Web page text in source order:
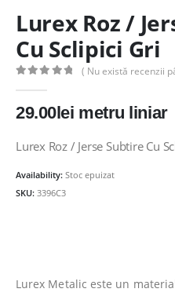
Lurex Roz /
Cu Sclipici Gri
( Nu există recenzii
29.00lei metru liniar
Lurex Roz / Jerse Subtire Cu
Availability: Stoc epuizat
SKU: 3396C3
Lurex Metalic este un